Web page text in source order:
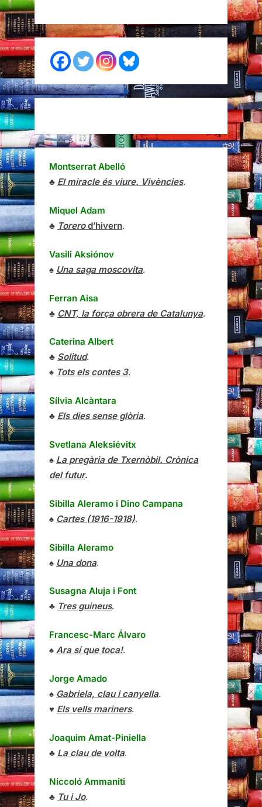
Montserrat Abelló
♣ El miracle és viure. Vivències.
Miquel Adam
♣ Torerod’hivern.
Vasili Aksiónov
♠ Una saga moscovita.
Ferran Aisa
♣ CNT, la força obrera de Catalunya.
Caterina Albert
♣ Solitud.
♠ Tots els contes 3.
Sílvia Alcàntara
♣ Els dies sense glòria.
Svetlana Aleksiévitx
♠ La pregària de Txernòbil. Crònica
del futur.
Sibilla Aleramo i Dino Campana
♠ Cartes (1916-1918).
Sibilla Aleramo
♠ Una dona.
Susagna Aluja i Font
♣ Tres guineus.
Francesc-Marc Álvaro
♠ Ara sí que toca!.
Jorge Amado
♠ Gabriela, clau i canyella.
♥ Els vells mariners.
Joaquim Amat-Piniella
♣ La clau de volta.
Niccoló Ammaniti
♣ Tu i Jo.